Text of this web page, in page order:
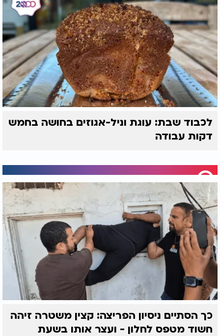
לכבוד שבת: עוגת וניל-אגוזים בחושה בחמש
דקות עבודה
כך הסתיים ניסיון הפריצה: קצין משטרה זיהה
חשוד מטפס לחלון - ועצר אותו בשעת